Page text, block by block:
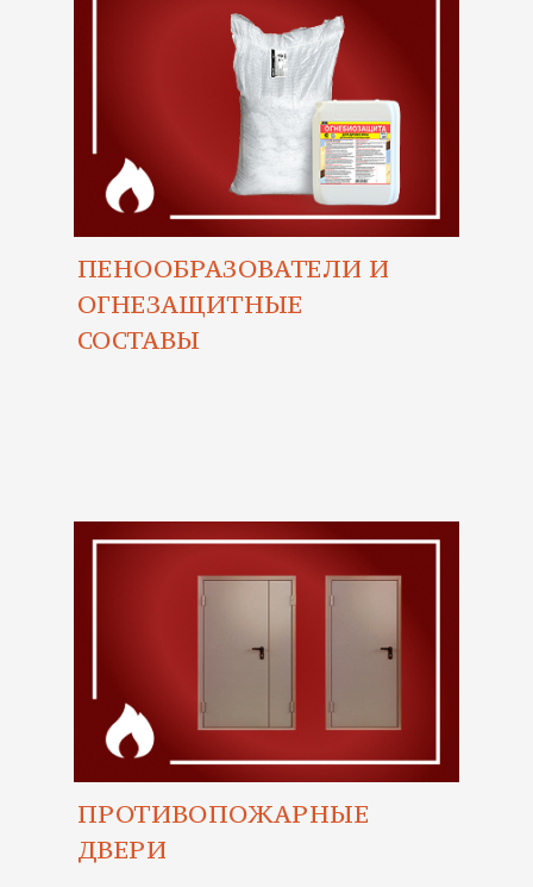
ПЕНООБРАЗОВАТЕЛИ И
ОГНЕЗАЩИТНЫЕ
СОСТАВЫ
ПРОТИВОПОЖАРНЫЕ
ДВЕРИ